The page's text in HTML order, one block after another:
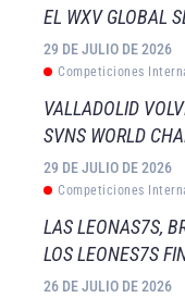
EL WXV GLOBAL
29 DE JULIO DE 2026
Competiciones
VALLADOLID
SVNS WORLD
29 DE JULIO DE 2026
Competiciones
LAS LEONAS7S,
LOS LEONES7S
26 DE JULIO DE 2026